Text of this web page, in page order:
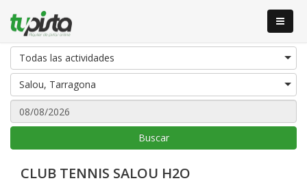
Todas las actividades
Salou, Tarragona
Buscar
CLUB TENNIS SALOU H2O